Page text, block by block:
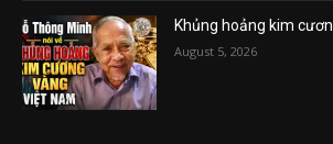
Khủng hoảng kim
August 5, 2026